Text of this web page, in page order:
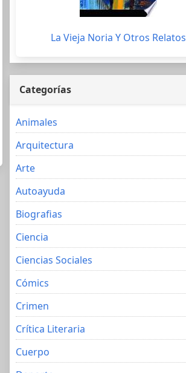
La Vieja Noria Y Otros Relatos
Categorías
Animales
Arquitectura
Arte
Autoayuda
Biografias
Ciencia
Ciencias Sociales
Cómics
Crimen
Crítica Literaria
Cuerpo